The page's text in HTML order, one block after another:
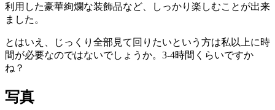
利用した豪華絢爛な装飾品など、しっかり楽しむことが出来
ました。
とはいえ、じっくり全部見て回りたいという方は私以上に時
間が必要なのではないでしょうか。3-4時間くらいですか
ね？
写真